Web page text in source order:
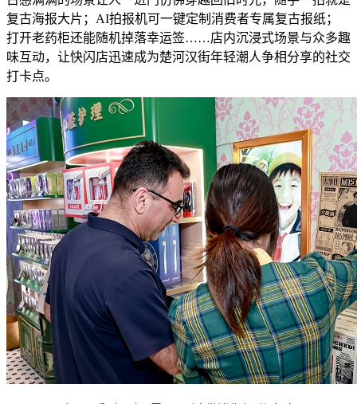
复古海报大片；AI拍报机可一键定制消费者专属复古报纸；
打开老药柜还能随机掉落幸运签……店内沉浸式场景与众多趣
味互动，让快闪店迅速成为楚河汉街年轻潮人争相分享的社交
打卡点。